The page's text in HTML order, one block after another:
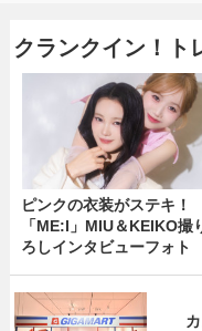
クランクイン！
ピンクの衣装がステキ！
「ME:I」MIU＆KEIKO撮
ろしインタビューフォト